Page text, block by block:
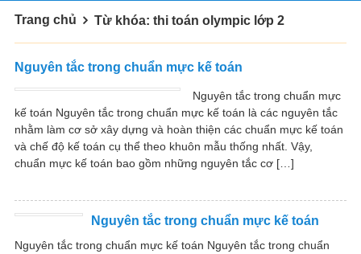
Trang chủ Từ khóa: thi toán olympic lớp 2
Nguyên tắc trong chuẩn mực kế toán
Nguyên tắc trong chuẩn mực
kế toán Nguyên tắc trong chuẩn mực kế toán là các nguyên tắc
nhằm làm cơ sở xây dựng và hoàn thiện các chuẩn mực kế toán
và chế độ kế toán cụ thể theo khuôn mẫu thống nhất. Vậy,
chuẩn mực kế toán bao gồm những nguyên tắc cơ […]
Nguyên tắc trong chuẩn mực kế toán
Nguyên tắc trong chuẩn mực kế toán Nguyên tắc trong chuẩn